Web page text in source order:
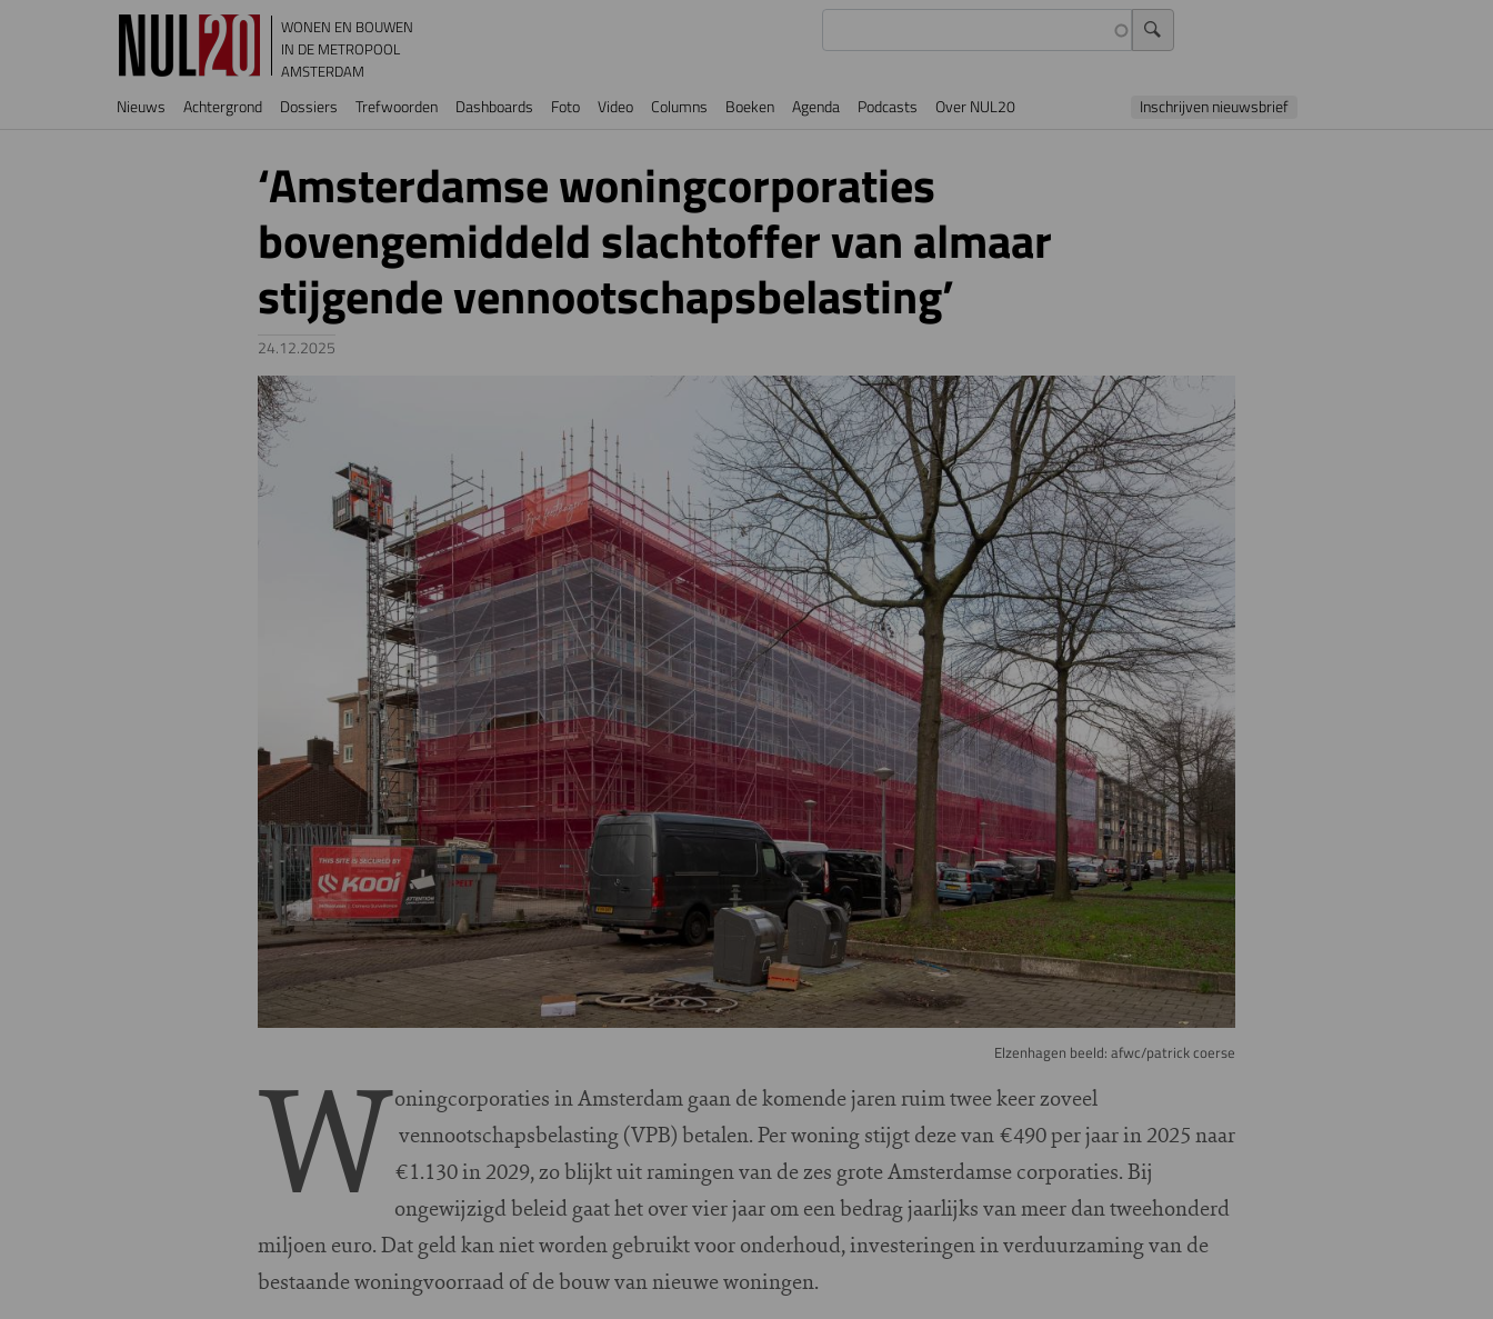
Overslaan en naar de inhoud gaan
WONEN EN BOUWEN
IN DE METROPOOL
AMSTERDAM
Hoofdnavigatie
Nieuws Achtergrond Dossiers Trefwoorden Dashboards Foto Video Columns Boeken Agenda Podcasts Over NUL20 Inschrijven nieuwsbrief
‘Amsterdamse woningcorporaties
bovengemiddeld slachtoffer van almaar
stijgende vennootschapsbelasting’
24.12.2025
Image
Elzenhagen beeld: afwc/patrick coerse
Woningcorporaties in Amsterdam gaan de komende jaren ruim twee keer zoveel
vennootschapsbelasting (VPB) betalen. Per woning stijgt deze van €490 per jaar in 2025 naar
€1.130 in 2029, zo blijkt uit ramingen van de zes grote Amsterdamse corporaties. Bij
ongewijzigd beleid gaat het over vier jaar om een bedrag jaarlijks van meer dan tweehonderd
miljoen euro. Dat geld kan niet worden gebruikt voor onderhoud, investeringen in verduurzaming van de
bestaande woningvoorraad of de bouw van nieuwe woningen.